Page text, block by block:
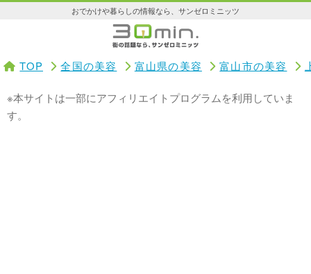
おでかけや暮らしの情報なら、サンゼロミニッツ
TOP 全国の美容 富山県の美容 富山市の美容
※本サイトは一部にアフィリエイトプログラムを利用していま
す。